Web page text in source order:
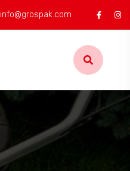
info@grospak.com